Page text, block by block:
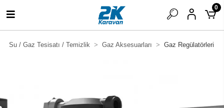
0
Su / Gaz Tesisatı / Temizlik Gaz Aksesuarları Gaz Regülatörleri